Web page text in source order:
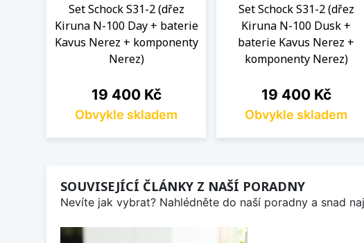
Set Schock S31-2 (dřez
Kiruna N-100 Day + baterie
Kavus Nerez + komponenty
Nerez)
Cena
19 400 Kč
Obvykle skladem
Set Schock S31-2 (dřez
Kiruna N-100 Dusk +
baterie Kavus Nerez +
komponenty Nerez)
Cena
19 400 Kč
Obvykle skladem
SOUVISEJÍCÍ ČLÁNKY Z NAŠÍ PORADNY
Nevíte jak vybrat? Nahlédněte do naší poradny a snad